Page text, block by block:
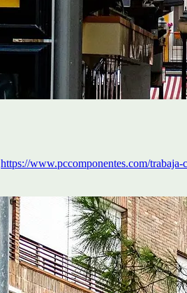
https://www.pccomponentes.com/trabaja-